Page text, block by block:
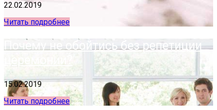
22.02.2019
Читать подробнее
Почему не обойтись без репетиции
церемонии?
15.02.2019
Читать подробнее